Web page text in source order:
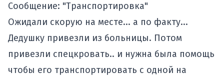
Сообщение: "Транспортировка"
Ожидали скорую на месте... а по факту...
Дедушку привезли из больницы. Потом
привезли спецкровать.. и нужна была помощь
чтобы его транспортировать с одной на